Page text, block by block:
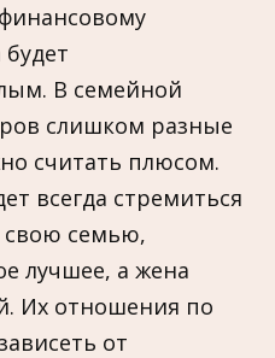
В семейной
слишком разные
считать плюсом.
всегда стремиться
свою семью,
лучшее, а жена
Их отношения по
от